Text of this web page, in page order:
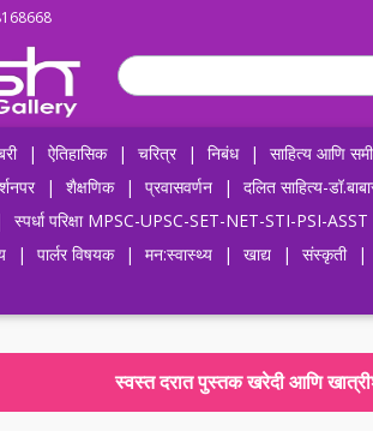
| ऐतिहासिक | चरित्र | निबंध | साहित्य आणि
| शैक्षणिक | प्रवासवर्णन | दलित साहित्य-
स्पर्धा परिक्षा MPSC-UPSC-SET-NET-STI-PSI-ASST
| पार्लर विषयक | मन:स्वास्थ्य | खाद्य | संस्कृती |
स्वस्त दरात पुस्तक खरेदी आणि